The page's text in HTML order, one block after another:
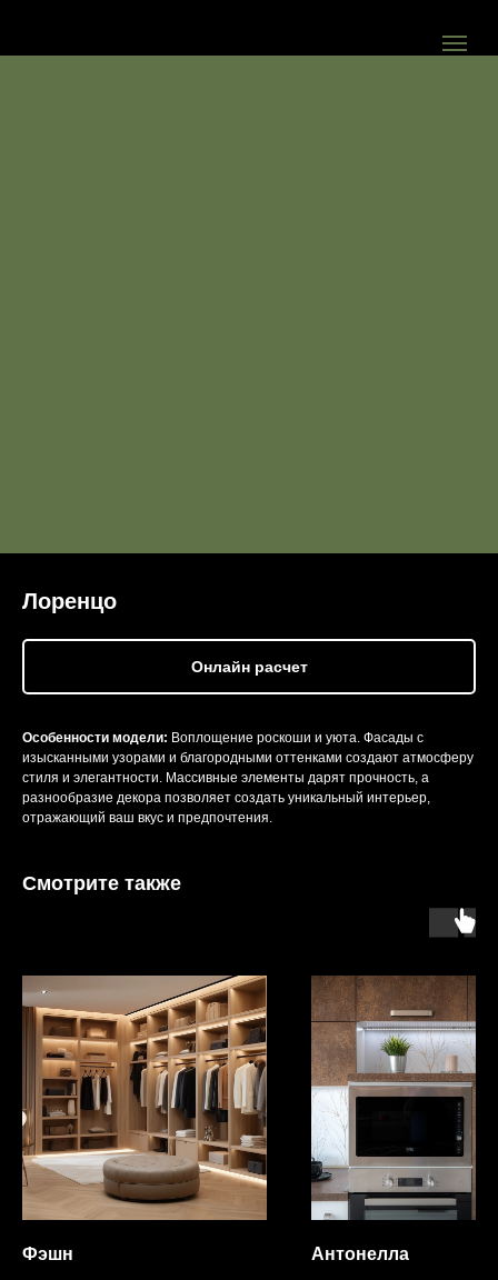
Лоренцо
Онлайн расчет
Особенности модели: Воплощение роскоши и уюта. Фасады с
изысканными узорами и благородными оттенками создают атмосферу
стиля и элегантности. Массивные элементы дарят прочность, а
разнообразие декора позволяет создать уникальный интерьер,
отражающий ваш вкус и предпочтения.
Смотрите также
Фэшн Антонелла